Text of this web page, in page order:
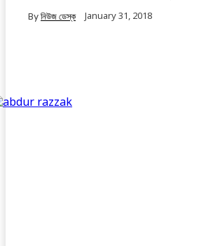
By নিউজ ডেস্ক January 31, 2018